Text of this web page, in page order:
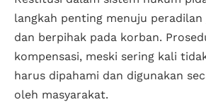
langkah penting menuju peradilan
dan berpihak pada korban.
kompensasi, meski sering kali
harus dipahami dan digunakan
oleh masyarakat.